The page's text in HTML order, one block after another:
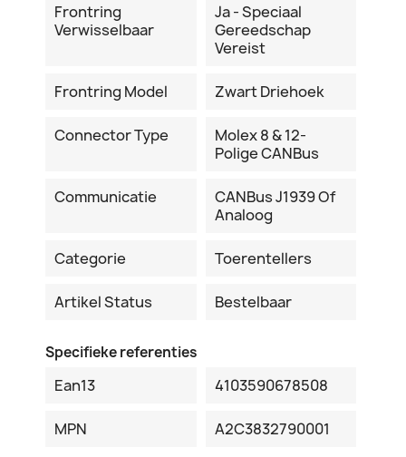
Frontring
Verwisselbaar
Ja - Speciaal
Gereedschap
Vereist
Frontring Model Zwart Driehoek
Connector Type
Molex 8 & 12-
Polige CANBus
Communicatie
CANBus J1939 Of
Analoog
Categorie Toerentellers
Artikel Status Bestelbaar
Specifieke referenties
Ean13 4103590678508
MPN A2C3832790001